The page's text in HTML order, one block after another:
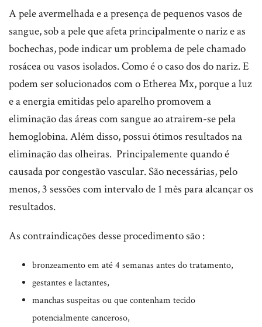
A pele avermelhada e a presença de pequenos vasos de
sangue, sob a pele que afeta principalmente o nariz e as
bochechas, pode indicar um problema de pele chamado
rosácea ou vasos isolados. Como é o caso dos do nariz. E
podem ser solucionados com o Etherea Mx, porque a luz
e a energia emitidas pelo aparelho promovem a
eliminação das áreas com sangue ao atrairem-se pela
hemoglobina. Além disso, possui ótimos resultados na
eliminação das olheiras. Principalemente quando é
causada por congestão vascular. São necessárias, pelo
menos, 3 sessões com intervalo de 1 mês para alcançar os
resultados.
As contraindicações desse procedimento são :
bronzeamento em até 4 semanas antes do tratamento,
gestantes e lactantes,
manchas suspeitas ou que contenham tecido
potencialmente canceroso,